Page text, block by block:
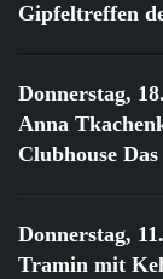
Gipfeltreffen
Donnerstag,
Anna
Clubhouse
Donnerstag,
Tramin mit